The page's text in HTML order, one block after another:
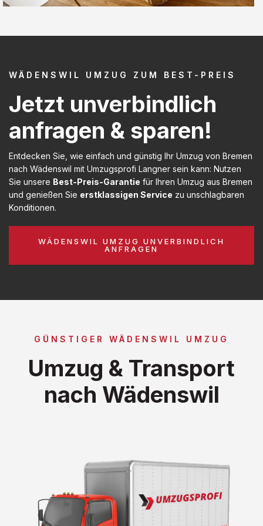
WÄDENSWIL UMZUG ZUM BEST-PREIS
Jetzt unverbindlich
anfragen & sparen!
Entdecken Sie, wie einfach und günstig Ihr Umzug von Bremen
nach Wädenswil mit Umzugsprofi Langner sein kann: Nutzen
Sie unsere Best-Preis-Garantie für Ihren Umzug aus Bremen
und genießen Sie erstklassigen Service zu unschlagbaren
Konditionen.
WÄDENSWIL UMZUG UNVERBINDLICH
ANFRAGEN
GÜNSTIGER WÄDENSWIL UMZUG
Umzug & Transport
nach Wädenswil